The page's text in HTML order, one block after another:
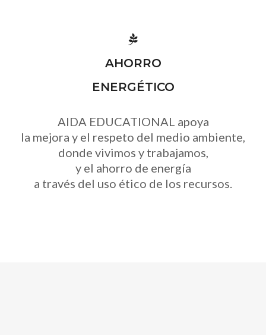
AHORRO
ENERGÉTICO
AIDA EDUCATIONAL apoya
la mejora y el respeto del medio ambiente,
donde vivimos y trabajamos,
y el ahorro de energía
a través del uso ético de los recursos.